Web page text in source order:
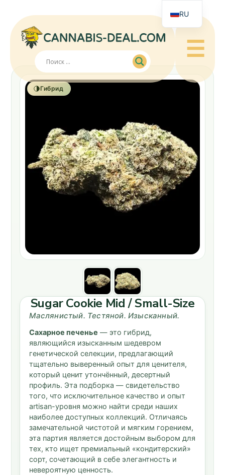
☰
Гибрид
Sugar Cookie Mid / Small-Size
Маслянистый. Тестяной. Изысканный.
Сахарное печенье — это гибрид,
являющийся изысканным шедевром
генетической селекции, предлагающий
тщательно выверенный опыт для ценителя,
который ценит утончённый, десертный
профиль. Эта подборка — свидетельство
того, что исключительное качество и опыт
artisan-уровня можно найти среди наших
наиболее доступных коллекций. Отличаясь
замечательной чистотой и мягким горением,
эта партия является достойным выбором для
тех, кто ищет премиальный «кондитерский»
сорт, сочетающий в себе элегантность и
невероятную ценность.
RU